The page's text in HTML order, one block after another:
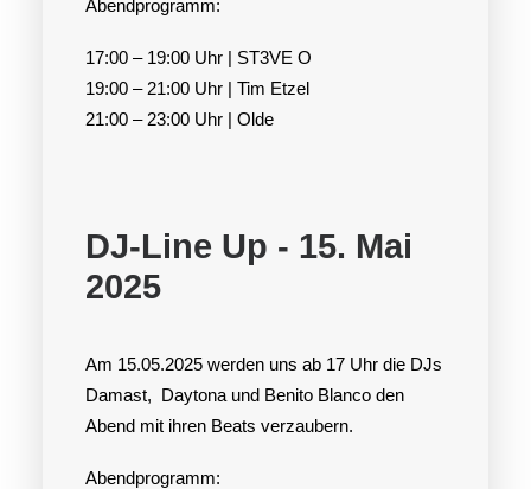
Abendprogramm:
17:00 – 19:00 Uhr | ST3VE O
19:00 – 21:00 Uhr | Tim Etzel
21:00 – 23:00 Uhr | Olde
DJ-Line Up - 15. Mai
2025
Am 15.05.2025 werden uns ab 17 Uhr die DJs
Damast, Daytona und Benito Blanco den
Abend mit ihren Beats verzaubern.
Abendprogramm: